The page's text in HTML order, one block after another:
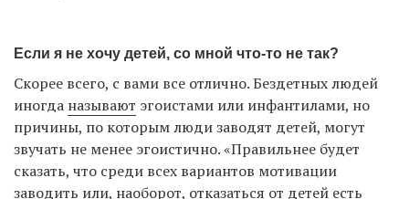
Если я не хочу детей, со мной что-то не так?
Скорее всего, с вами все отлично. Бездетных людей
иногда называют эгоистами или инфантилами, но
причины, по которым люди заводят детей, могут
звучать не менее эгоистично. «Правильнее будет
сказать, что среди всех вариантов мотивации
заводить или, наоборот, отказаться от детей есть